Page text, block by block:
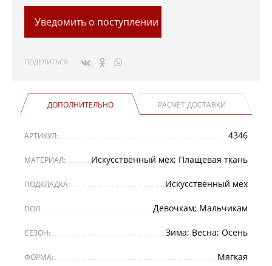
Уведомить о поступлении
ПОДЕЛИТЬСЯ
ДОПОЛНИТЕЛЬНО РАСЧЕТ ДОСТАВКИ
АРТИКУЛ: 4346
МАТЕРИАЛ: Искусственный мех; Плащевая ткань
ПОДКЛАДКА: Искусственный мех
ПОЛ: Девочкам; Мальчикам
СЕЗОН: Зима; Весна; Осень
ФОРМА: Мягкая